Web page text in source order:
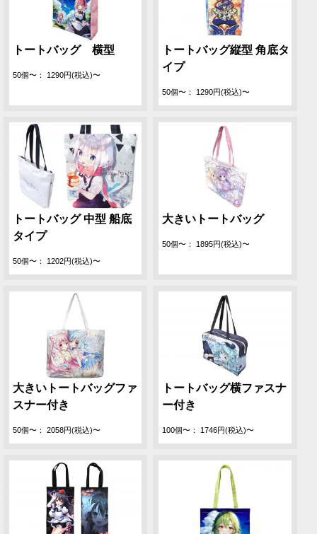
トートバッグ 横型
50個〜： 1290円(税込)〜
トートバッグ縦型 角底タ
イプ
50個〜： 1290円(税込)〜
トートバッグ 中型 船底
タイプ
50個〜： 1202円(税込)〜
大きいトートバッグ
50個〜： 1895円(税込)〜
大きいトートバッグファ
スナー付き
50個〜： 2058円(税込)〜
トートバッグ横ファスナ
ー付き
100個〜： 1746円(税込)〜